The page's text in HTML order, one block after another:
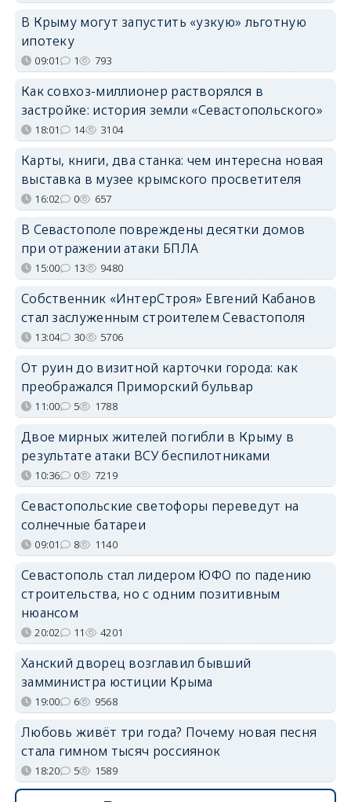
В Крыму могут запустить «узкую» льготную
ипотеку
09:01 1 793
Как совхоз-миллионер растворялся в
застройке: история земли «Севастопольского»
18:01 14 3104
Карты, книги, два станка: чем интересна новая
выставка в музее крымского просветителя
16:02 0 657
В Севастополе повреждены десятки домов
при отражении атаки БПЛА
15:00 13 9480
Собственник «ИнтерСтроя» Евгений Кабанов
стал заслуженным строителем Севастополя
13:04 30 5706
От руин до визитной карточки города: как
преображался Приморский бульвар
11:00 5 1788
Двое мирных жителей погибли в Крыму в
результате атаки ВСУ беспилотниками
10:36 0 7219
Севастопольские светофоры переведут на
солнечные батареи
09:01 8 1140
Севастополь стал лидером ЮФО по падению
строительства, но с одним позитивным
нюансом
20:02 11 4201
Ханский дворец возглавил бывший
замминистра юстиции Крыма
19:00 6 9568
Любовь живёт три года? Почему новая песня
стала гимном тысяч россиянок
18:20 5 1589